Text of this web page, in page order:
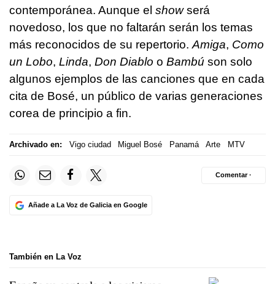
contemporánea. Aunque el showserá
novedoso, los que no faltarán serán los temas
más reconocidos de su repertorio. Amiga, Como
un Lobo, Linda, Don Diablo o Bambú son solo
algunos ejemplos de las canciones que en cada
cita de Bosé, un público de varias generaciones
corea de principio a fin.
Archivado en: Vigo ciudad Miguel Bosé Panamá Arte MTV
Añade a La Voz de Galicia en Google
Comentar ·
También en La Voz